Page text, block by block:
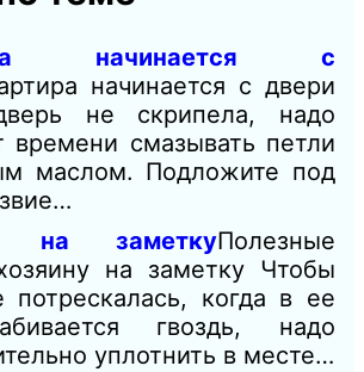
начинается с
начинается с двери
не скрипела, надо
времени смазывать петли
маслом. Подложите под
на заметкуПолезные
на заметку Чтобы
потрескалась, когда в ее
гвоздь, надо
уплотнить в месте…